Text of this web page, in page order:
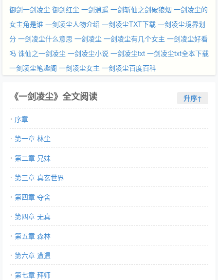
御剑一剑凌尘 御剑红尘 一剑逍遥 一剑斩仙之剑破狼烟 一剑凌尘的
女主角是谁 一剑凌尘人物介绍 一剑凌尘TXT下载 一剑凌尘境界划
分 一剑凌尘什么意思 一剑凌尘 一剑凌尘有几个女主 一剑凌尘好看
吗 诛仙之一剑凌尘 一剑凌尘小说 一剑凌尘txt 一剑凌尘txt全本下载
一剑凌尘笔趣阁 一剑凌尘女主 一剑凌尘百度百科
《一剑凌尘》全文阅读 升序↑
序章
第一章 林尘
第二章 兄妹
第三章 真玄世界
第四章 夺舍
第四章 无真
第五章 森林
第六章 遭遇
第七章 拜师